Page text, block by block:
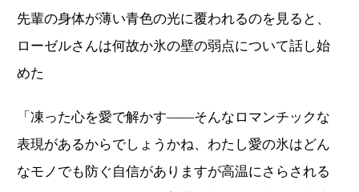
先輩の身体が薄い青色の光に覆われるのを見ると、
ローゼルさんは何故か氷の壁の弱点について話し始
めた
「凍った心を愛で解かす――そんなロマンチックな
表現があるからでしょうかね、わたし愛の氷はどん
なモノでも防ぐ自信がありますが高温にさらされる